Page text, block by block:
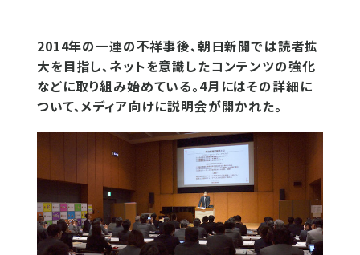
2014年の一連の不祥事後、朝日新聞では読者拡
大を目指し、ネットを意識したコンテンツの強化
などに取り組み始めている。4月にはその詳細に
ついて、メディア向けに説明会が開かれた。